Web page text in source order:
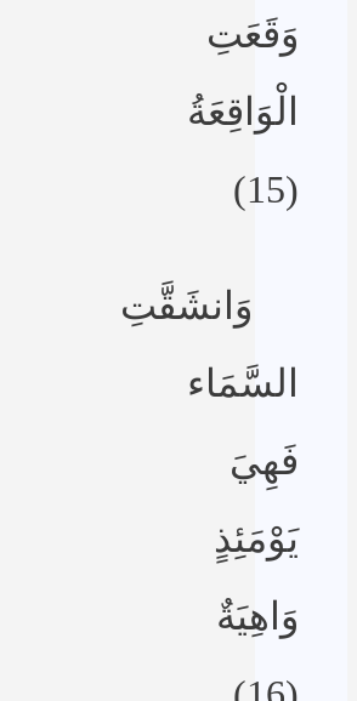
وَقَعَتِ
الْوَاقِعَةُ
(15)
وَانشَقَّتِ
السَّمَاء
فَهِيَ
يَوْمَئِذٍ
وَاهِيَةٌ